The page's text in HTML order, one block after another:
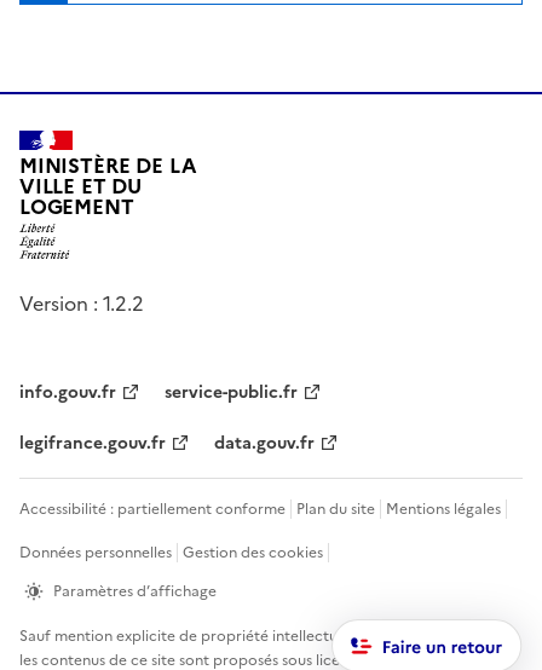
MINISTÈRE DE LA
VILLE ET DU
LOGEMENT
Version : 1.2.2
info.gouv.fr
service-public.fr
legifrance.gouv.fr
data.gouv.fr
Accessibilité : partiellement conforme Plan du site Mentions légales
Données personnelles Gestion des cookies
Paramètres d’affichage
Sauf mention explicite de propriété intellectuelle détenue par des tiers,
les contenus de ce site sont proposés sous licence etalab-2.0